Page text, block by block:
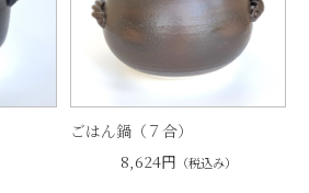
ごはん鍋（７合）
8,624円 （税込み）